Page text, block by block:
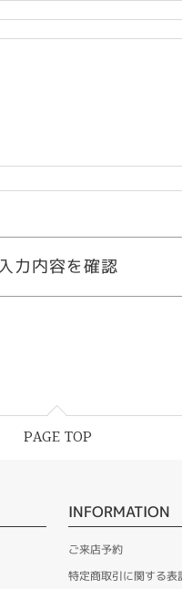
PAGE TOP
INFORMATION
ご来店予約
特定商取引に関する表